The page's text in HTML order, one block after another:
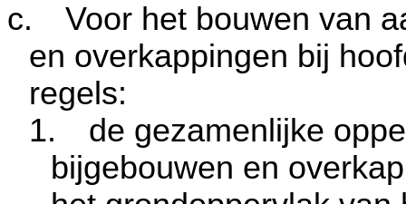
c.
Voor het bouwen van
en overkappingen bij
regels:
1.
de gezamenlijke
bijgebouwen en